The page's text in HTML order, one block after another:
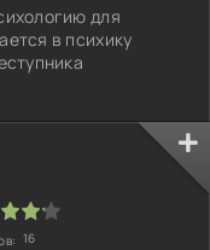
для
в психику
16